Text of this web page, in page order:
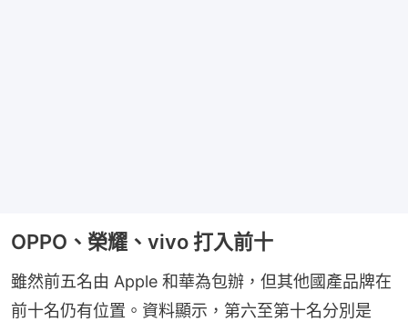
OPPO、榮耀、vivo 打入前十
雖然前五名由 Apple 和華為包辦，但其他國產品牌在
前十名仍有位置。資料顯示，第六至第十名分別是